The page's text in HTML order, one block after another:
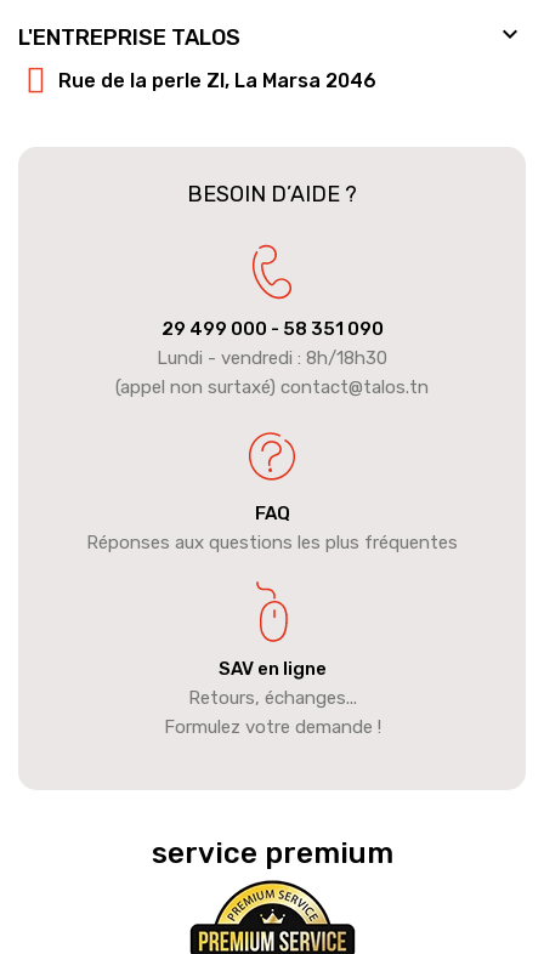
L'ENTREPRISE TALOS 
Rue de la perle ZI, La Marsa 2046
BESOIN D’AIDE ?
29 499 000 - 58 351 090
Lundi - vendredi : 8h/18h30
(appel non surtaxé) contact@talos.tn
FAQ
Réponses aux questions les plus fréquentes
SAV en ligne
Retours, échanges...
Formulez votre demande !
service premium